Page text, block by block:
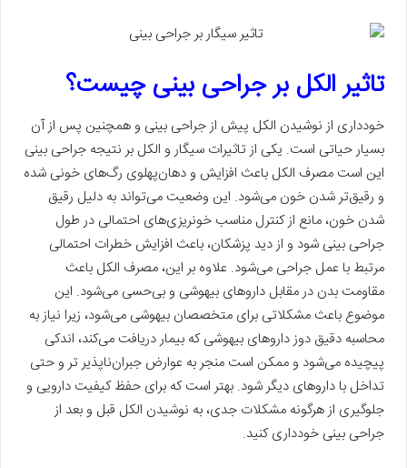
تاثیر الکل بر جراحی بینی چیست؟
خودداری از نوشیدن الکل پیش از جراحی بینی و همچنین پس از آن
بسیار حیاتی است. یکی از تاثیرات سیگار و الکل بر نتیجه جراحی بینی
این است مصرف الکل باعث افزایش و دهان‌پهلوی رگ‌های خونی شده
و رقیق‌تر شدن خون می‌شود. این وضعیت می‌تواند به دلیل رقیق
شدن خون، مانع از کنترل مناسب خونریزی‌های احتمالی در طول
جراحی بینی شود و از دید پزشکان، باعث افزایش خطرات احتمالی
مرتبط با عمل جراحی می‌شود. علاوه بر این، مصرف الکل باعث
مقاومت بدن در مقابل داروهای بیهوشی و بی‌حسی می‌شود. این
موضوع باعث مشکلاتی برای متخصصان بیهوشی می‌شود، زیرا نیاز به
محاسبه دقیق دوز داروهای بیهوشی که بیمار دریافت می‌کند، اندکی
پیچیده می‌شود و ممکن است منجر به عوارض جبران‌ناپذیر تر و حتی
تداخل با داروهای دیگر شود. بهتر است که برای حفظ کیفیت دارویی و
جلوگیری از هرگونه مشکلات جدی، به نوشیدن الکل قبل و بعد از
جراحی بینی خودداری کنید.